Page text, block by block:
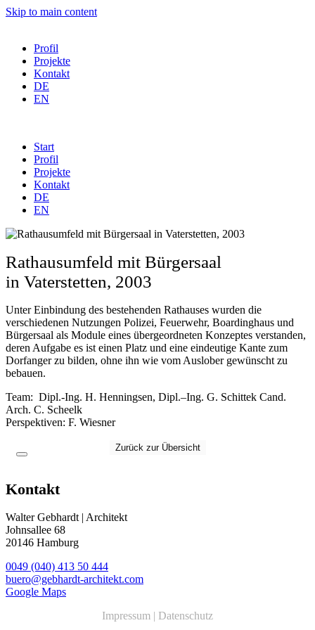
Skip to main content
Profil
Projekte
Kontakt
DE
EN
Start
Profil
Projekte
Kontakt
DE
EN
Rathausumfeld mit Bürgersaal
in Vaterstetten, 2003
Unter Einbindung des bestehenden Rathauses wurden die
verschiedenen Nutzungen Polizei, Feuerwehr, Boardinghaus und
Bürgersaal als Module eines übergeordneten Konzeptes verstanden,
deren Aufgabe es ist einen Platz und eine eindeutige Kante zum
Dorfanger zu bilden, ohne ihn wie vom Auslober gewünscht zu
bebauen.
Team: Dipl.-Ing. H. Henningsen, Dipl.–Ing. G. Schittek Cand.
Arch. C. Scheelk
Perspektiven: F. Wiesner
Zurück zur Übersicht
Kontakt
Walter Gebhardt | Architekt
Johnsallee 68
20146 Hamburg
0049 (040) 413 50 444
buero@gebhardt-architekt.com
Google Maps
Impressum | Datenschutz